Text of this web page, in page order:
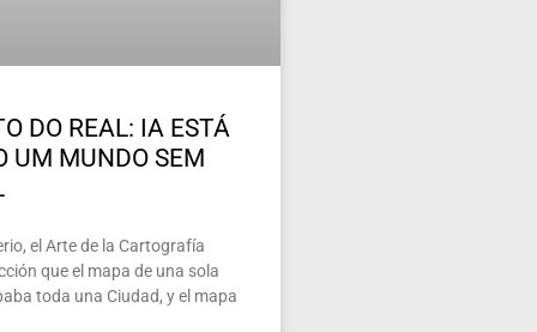
DO REAL: IA ESTÁ
UM MUNDO SEM
el Arte de la Cartografía
que el mapa de una sola
toda una Ciudad, y el mapa